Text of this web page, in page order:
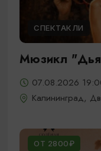
СПЕКТАКЛИ
Мюзикл
07.08.2026
Калининград,
ОТ 2800₽